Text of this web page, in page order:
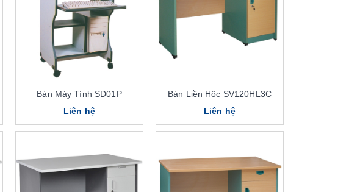
Bàn Máy Tính SD01P
Liên hệ
Bàn Liền Hộc SV120HL3C
Liên hệ